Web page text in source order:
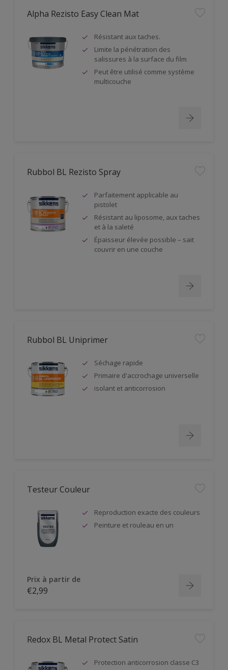
Alpha Rezisto Easy Clean Mat
Résistant aux taches.
Limite la pénétration des
salissures à la surface du film
Peut être utilisé comme système
multicouche
Rubbol BL Rezisto Spray
Parfaitement applicable au
pistolet
Résistant au liposome, aux taches
et à la saleté
Épaisseur élevée possible – sait
couvrir en une couche
Rubbol BL Uniprimer
Séchage rapide
Primaire d'accrochage universelle
isolant et anticorrosion
Testeur Couleur
Reproduction exacte des couleurs
Peinture et rouleau en un
Prix à partir de
€2,99
Redox BL Metal Protect Satin
Protection anticorrosion classe C3